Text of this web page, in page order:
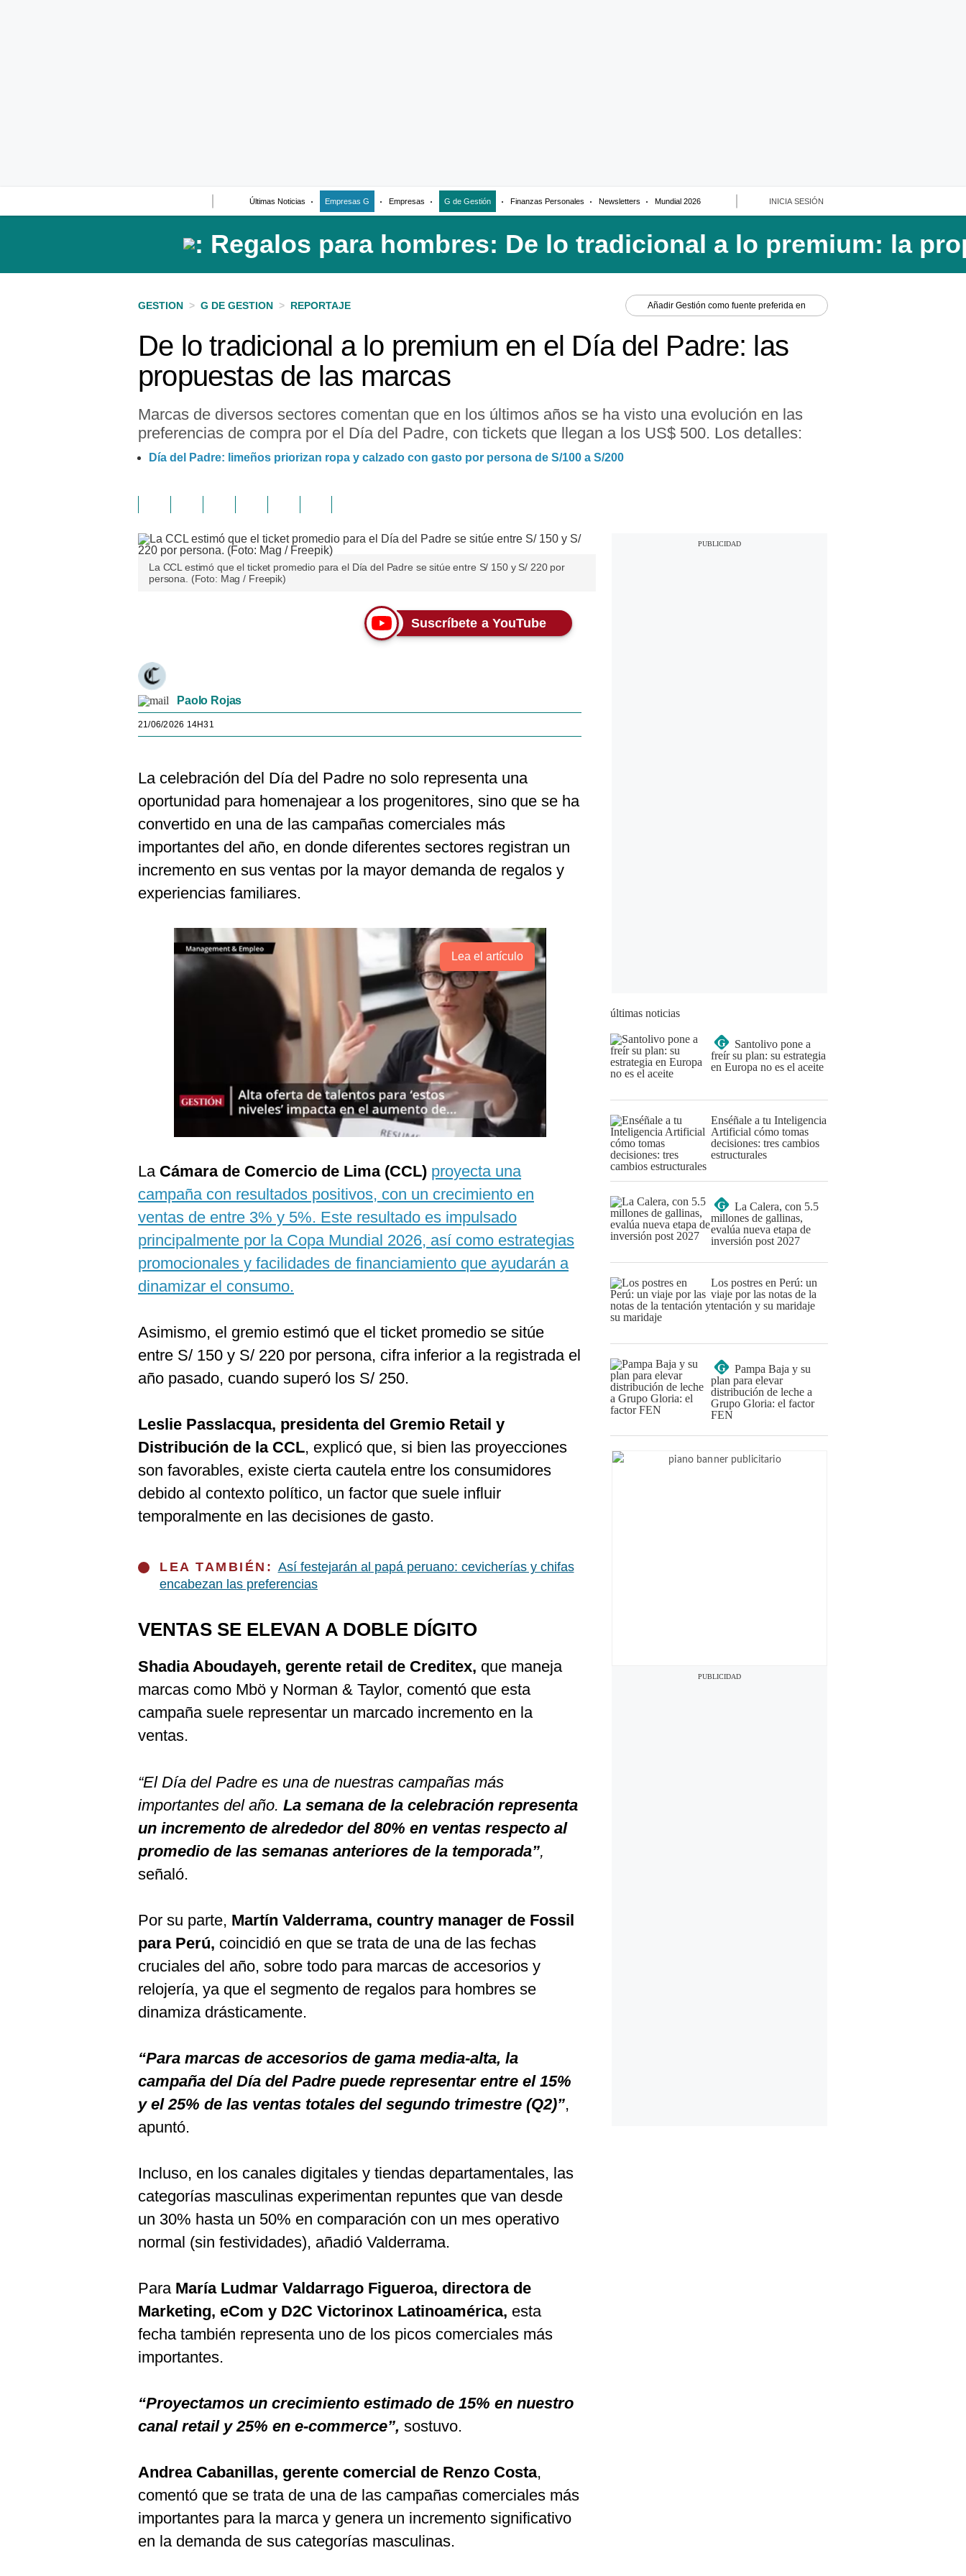
Últimas Noticias Empresas G Empresas G de Gestión Finanzas Personales Newsletters Mundial 2026 INICIA SESIÓN
GESTION > G DE GESTION > REPORTAJE Añadir Gestión como fuente preferida en
De lo tradicional a lo premium en el Día del Padre: las
propuestas de las marcas
Marcas de diversos sectores comentan que en los últimos años se ha visto una evolución en las
preferencias de compra por el Día del Padre, con tickets que llegan a los US$ 500. Los detalles:
Día del Padre: limeños priorizan ropa y calzado con gasto por persona de S/100 a S/200
La CCL estimó que el ticket promedio para el Día del Padre se sitúe entre S/ 150 y S/ 220 por
persona. (Foto: Mag / Freepik)
Suscríbete a YouTube
Paolo Rojas
21/06/2026 14H31
La celebración del Día del Padre no solo representa una
oportunidad para homenajear a los progenitores, sino que se ha​
convertido en una de las campañas comerciales más
importantes del año, en donde diferentes sectores registran un
incremento en sus ventas por la mayor demanda de regalos y
experiencias familiares.
Lea el artículo
La Cámara de Comercio de Lima (CCL) proyecta una
campaña con resultados positivos, con un crecimiento en
ventas de entre 3% y 5%. Este resultado es impulsado
principalmente por la Copa Mundial 2026, así como estrategias
promocionales y facilidades de financiamiento que ayudarán a
dinamizar el consumo.
Asimismo, el gremio estimó que el ticket promedio se sitúe
entre S/ 150 y S/ 220 por persona, cifra inferior a la registrada el
año pasado, cuando superó los S/ 250.
Leslie Passlacqua, presidenta del Gremio Retail y
Distribución de la CCL, explicó que, si bien las proyecciones
son favorables, existe cierta cautela entre los consumidores
debido al contexto político, un factor que suele influir
temporalmente en las decisiones de gasto.
LEA TAMBIÉN: Así festejarán al papá peruano: cevicherías y chifas
encabezan las preferencias
VENTAS SE ELEVAN A DOBLE DÍGITO
Shadia Aboudayeh, gerente retail de Creditex, que maneja
marcas como Mbö y Norman & Taylor, comentó que esta
campaña suele representar un marcado incremento en la
ventas.
“El Día del Padre es una de nuestras campañas más
importantes del año. La semana de la celebración representa
un incremento de alrededor del 80% en ventas respecto al
promedio de las semanas anteriores de la temporada”,
señaló.
Por su parte, Martín Valderrama, country manager de Fossil
para Perú, coincidió en que se trata de una de las fechas
cruciales del año, sobre todo para marcas de accesorios y
relojería, ya que el segmento de regalos para hombres se
dinamiza drásticamente.
“Para marcas de accesorios de gama media-alta, la
campaña del Día del Padre puede representar entre el 15%
y el 25% de las ventas totales del segundo trimestre (Q2)”,
apuntó.
Incluso, en los canales digitales y tiendas departamentales, las
categorías masculinas experimentan repuntes que van desde
un 30% hasta un 50% en comparación con un mes operativo
normal (sin festividades), añadió Valderrama.
Para María Ludmar Valdarrago Figueroa, directora de
Marketing, eCom y D2C Victorinox Latinoamérica, esta
fecha también representa uno de los picos comerciales más
importantes.
“Proyectamos un crecimiento estimado de 15% en nuestro
canal retail y 25% en e-commerce”, sostuvo.
Andrea Cabanillas, gerente comercial de Renzo Costa,
comentó que se trata de una de las campañas comerciales más
importantes para la marca y genera un incremento significativo
en la demanda de sus categorías masculinas.
últimas noticias
G
Santolivo pone a
freír su plan: su estrategia
en Europa no es el aceite
Enséñale a tu Inteligencia
Artificial cómo tomas
decisiones: tres cambios
estructurales
G
La Calera, con 5.5
millones de gallinas,
evalúa nueva etapa de
inversión post 2027
Los postres en Perú: un
viaje por las notas de la
tentación y su maridaje
G
Pampa Baja y su
plan para elevar
distribución de leche a
Grupo Gloria: el factor
FEN